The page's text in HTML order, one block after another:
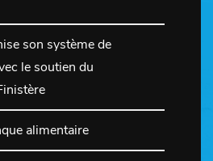
son système de
le soutien du
alimentaire